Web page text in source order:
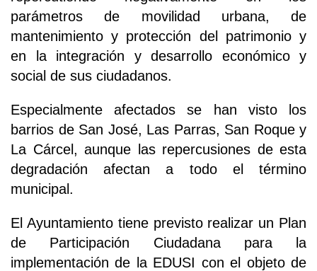
parámetros de movilidad urbana, de
mantenimiento y protección del patrimonio y
en la integración y desarrollo económico y
social de sus ciudadanos.
Especialmente afectados se han visto los
barrios de San José, Las Parras, San Roque y
La Cárcel, aunque las repercusiones de esta
degradación afectan a todo el término
municipal.
El Ayuntamiento tiene previsto realizar un Plan
de Participación Ciudadana para la
implementación de la EDUSI con el objeto de